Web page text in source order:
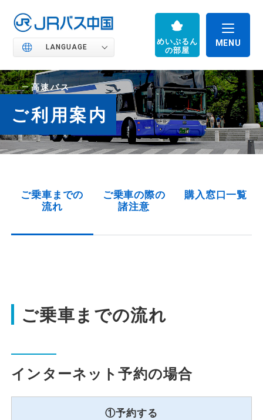
LANGUAGE
めいぷるん
の部屋
JRバス中国の魅力
空港連絡バス
貸切バス
高速バス
ご利用案内
ご乗車までの
流れ
ご乗車の際の
諸注意
購入窓口一覧
ご乗車までの流れ
インターネット予約の場合
①予約する